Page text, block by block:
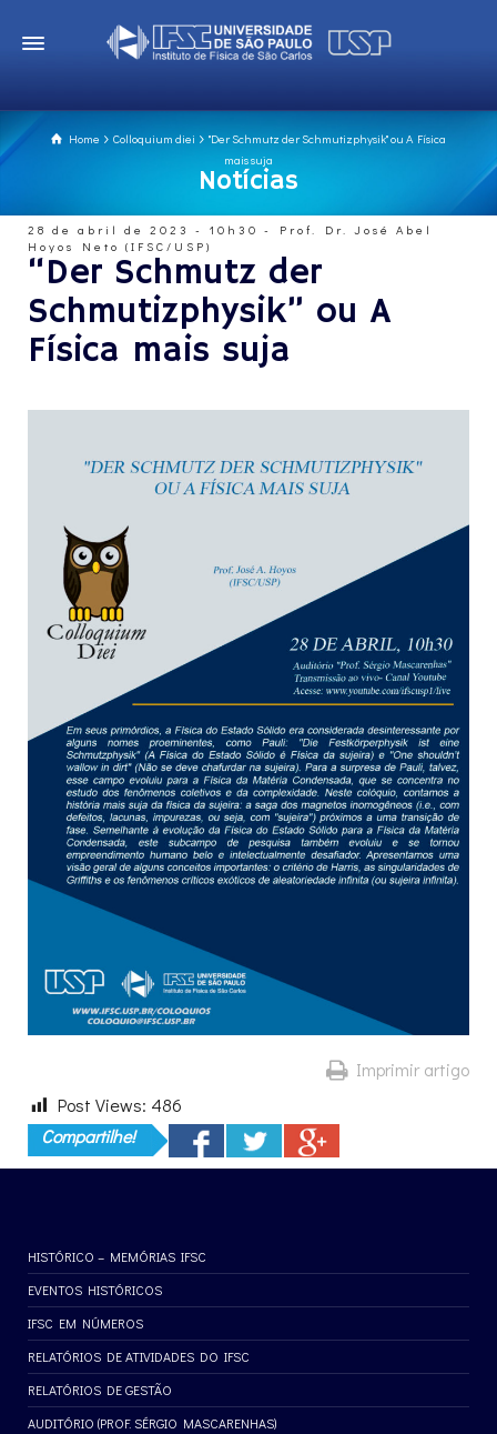
Home Colloquium diei
"Der Schmutz der Schmutizphysik" ou A Física
mais suja
Notícias
28 de abril de 2023 - 10h30 - Prof. Dr. José Abel
Hoyos Neto (IFSC/USP)
“Der Schmutz der
Schmutizphysik” ou A
Física mais suja
Imprimir artigo
Post Views: 486
Compartilhe!
HISTÓRICO – MEMÓRIAS IFSC
EVENTOS HISTÓRICOS
IFSC EM NÚMEROS
RELATÓRIOS DE ATIVIDADES DO IFSC
RELATÓRIOS DE GESTÃO
AUDITÓRIO (PROF. SÉRGIO MASCARENHAS)